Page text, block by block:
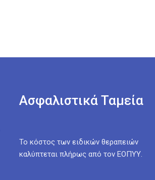
Ασφαλιστικά Ταμεία
Το κόστος των ειδικών θεραπειών
καλύπτεται πλήρως από τον ΕΟΠΥΥ.